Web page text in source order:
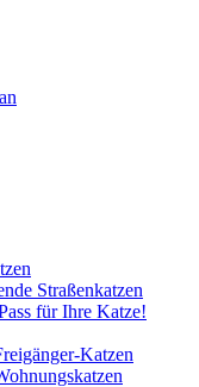
Straßenkatzen
für Ihre Katze!
Katzen